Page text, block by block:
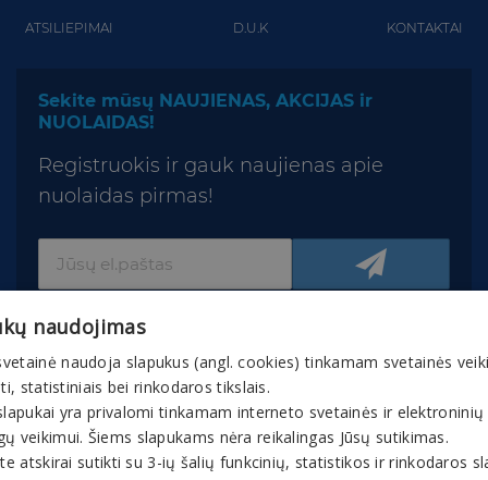
ATSILIEPIMAI D.U.K KONTAKTAI
Sekite mūsų NAUJIENAS, AKCIJAS ir
NUOLAIDAS!
Registruokis ir gauk naujienas apie
nuolaidas pirmas!
© 2026 Gaivuskvapas.lt Interneto tinklapio turinys,
įskaitant jo tekstą, vaizdinę medžiagą, grafinį
naudojimas
naudoja slapukus (angl. cookies) tinkamam svetainės
statistiniais bei rinkodaros tikslais.
yra privalomi tinkamam interneto svetainės ir elektroninių
veikimui. Šiems slapukams nėra reikalingas Jūsų sutikimas.
atskirai sutikti su 3-ių šalių funkcinių, statistikos ir rinkodaros